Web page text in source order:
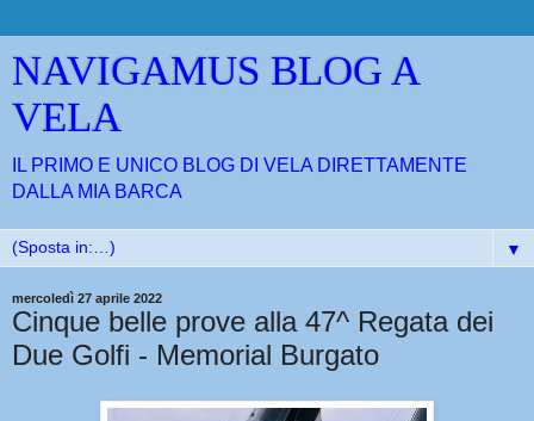
NAVIGAMUS BLOG A
VELA
IL PRIMO E UNICO BLOG DI VELA DIRETTAMENTE
DALLA MIA BARCA
▼
mercoledì 27 aprile 2022
Cinque belle prove alla 47^ Regata dei
Due Golfi - Memorial Burgato